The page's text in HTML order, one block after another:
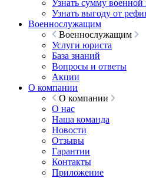
Узнать сумму военной
Узнать выгоду от
Военнослужащим
Военнослужащим
Услуги юриста
База знаний
Вопросы и ответы
Акции
О компании
О компании
О нас
Наша команда
Новости
Отзывы
Гарантии
Контакты
Приложение